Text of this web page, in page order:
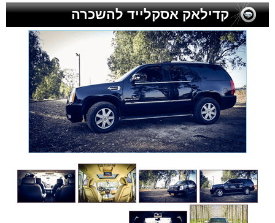
קדילאק אסקלייד להשכרה